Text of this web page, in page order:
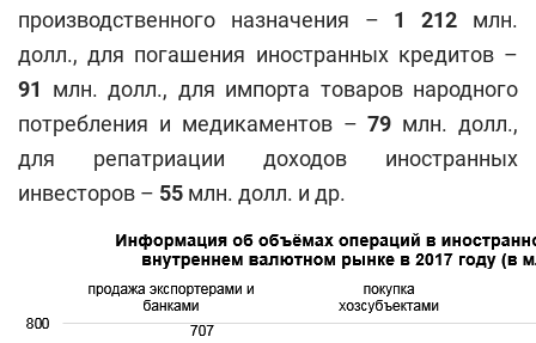
производственного назначения – 1 212 млн.
долл., для погашения иностранных кредитов –
91
млн. долл., для импорта товаров народного
потребления и медикаментов –79 млн. долл.,
для репатриации доходов иностранных
инвесторов – 55 млн. долл. и др.